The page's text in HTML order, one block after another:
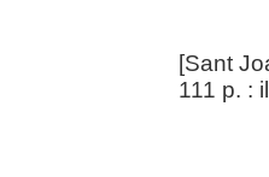
[Sant
111 p. :